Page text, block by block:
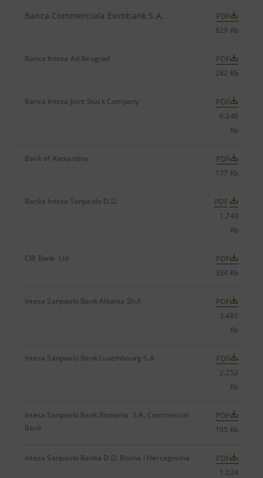
Banca Commerciala Eximbank S.A.
PDF
829 Kb
Banca Intesa Ad Beograd
PDF
282 Kb
Banca Intesa Joint Stock Company
PDF
6.246
Kb
Bank of Alexandria
PDF
177 Kb
Banka Intesa Sanpaolo D.D.
PDF
1.740
Kb
CIB Bank Ltd
PDF
334 Kb
Intesa Sanpaolo Bank Albania Sh.A
PDF
3.481
Kb
Intesa Sanpaolo Bank Luxembourg S.A.
PDF
2.252
Kb
Intesa Sanpaolo Bank Romania S.A. Commercial
Bank
PDF
105 Kb
Intesa Sanpaolo Banka D.D. Bosna i Hercegovina
PDF
1.024